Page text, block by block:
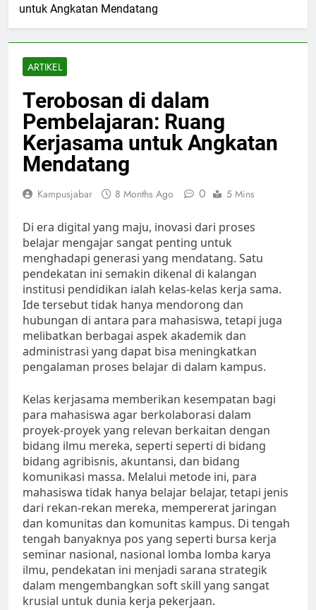
untuk Angkatan Mendatang
ARTIKEL
Terobosan di dalam
Pembelajaran: Ruang
Kerjasama untuk Angkatan
Mendatang
Kampusjabar 8 Months Ago 0 5 Mins
Di era digital yang maju, inovasi dari proses
belajar mengajar sangat penting untuk
menghadapi generasi yang mendatang. Satu
pendekatan ini semakin dikenal di kalangan
institusi pendidikan ialah kelas-kelas kerja sama.
Ide tersebut tidak hanya mendorong dan
hubungan di antara para mahasiswa, tetapi juga
melibatkan berbagai aspek akademik dan
administrasi yang dapat bisa meningkatkan
pengalaman proses belajar di dalam kampus.
Kelas kerjasama memberikan kesempatan bagi
para mahasiswa agar berkolaborasi dalam
proyek-proyek yang relevan berkaitan dengan
bidang ilmu mereka, seperti seperti di bidang
bidang agribisnis, akuntansi, dan bidang
komunikasi massa. Melalui metode ini, para
mahasiswa tidak hanya belajar belajar, tetapi jenis
dari rekan-rekan mereka, mempererat jaringan
dan komunitas dan komunitas kampus. Di tengah
tengah banyaknya pos yang seperti bursa kerja
seminar nasional, nasional lomba lomba karya
ilmu, pendekatan ini menjadi sarana strategik
dalam mengembangkan soft skill yang sangat
krusial untuk dunia kerja pekerjaan.